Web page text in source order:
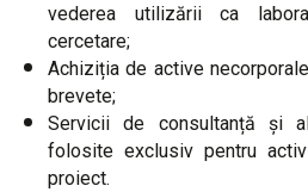
vederea utilizării ca
cercetare;
Achiziția de active
brevete;
Servicii de consultanță și
folosite exclusiv pentru
proiect.